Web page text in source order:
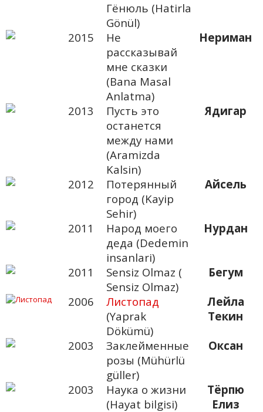
Гёнюль (Hatirla
Gönül)
2015
Не
рассказывай
мне сказки
(Bana Masal
Anlatma)
Нериман
2013
Пусть это
останется
между нами
(Aramizda
Kalsin)
Ядигар
2012
Потерянный
город (Kayip
Sehir)
Айсель
2011
Народ моего
деда (Dedemin
insanlari)
Нурдан
2011
Sensiz Olmaz (
Sensiz Olmaz)
Бегум
2006
Листопад
(Yaprak
Dökümü)
Лейла
Текин
2003
Заклейменные
розы (Mühürlü
güller)
Оксан
2003
Наука о жизни
(Hayat bilgisi)
Тёрпю
Елиз